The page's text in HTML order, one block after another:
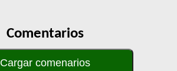
Noveles Gato Adulto Esterilizado Cordero
Comentarios
Cargar comenarios